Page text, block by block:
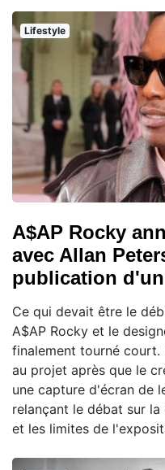
Lifestyle
A$AP Rocky
avec Allan
publication
Ce qui devait être le
A$AP Rocky et le
finalement tourné court.
au projet après que le
une capture d'écran de
relançant le débat sur
et les limites de